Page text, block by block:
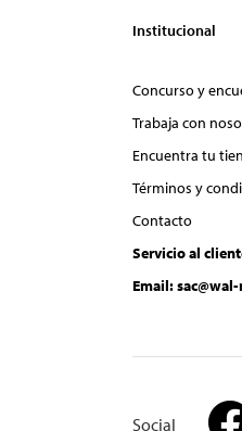
Institucional
Concurso y
Trabaja con
Encuentra tu
Términos y
Contacto
Servicio al
Email:
Social